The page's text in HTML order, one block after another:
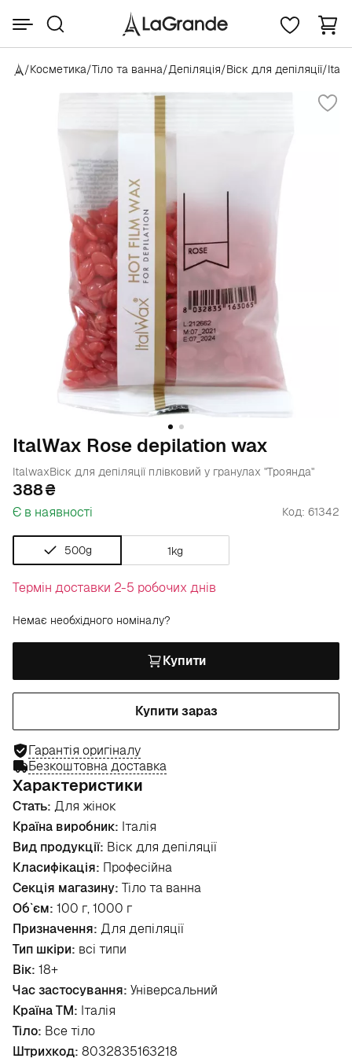
/Косметика/Тіло та ванна/Депіляція/Віск для депіляції/
ItalWax Rose depilation wax
ItalwaxВіск для депіляції плівковий у гранулах "Троянда"
388
Є в наявності Код: 61342
500g 1kg
Термін доставки 2-5 робочих днів
Немає необхідного номіналу?
Купити
Купити зараз
Гарантія оригіналу
Безкоштовна доставка
Характеристики
Стать: Для жінок
Країна виробник: Італія
Вид продукції: Віск для депіляції
Класифікація: Професійна
Секція магазину: Тіло та ванна
Об`єм: 100 г, 1000 г
Призначення: Для депіляції
Тип шкіри: всі типи
Вік: 18+
Час застосування: Універсальний
Країна ТМ: Італія
Тіло: Все тіло
Штрихкод: 8032835163218